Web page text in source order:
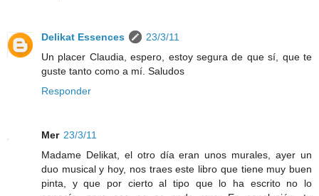
Delikat Essences
23/3/11
Un placer Claudia, espero, estoy segura de que sí, que te
guste tanto como a mí. Saludos
Responder
Mer 23/3/11
Madame Delikat, el otro día eran unos murales, ayer un
duo musical y hoy, nos traes este libro que tiene muy buen
pinta, y que por cierto al tipo que lo ha escrito no lo